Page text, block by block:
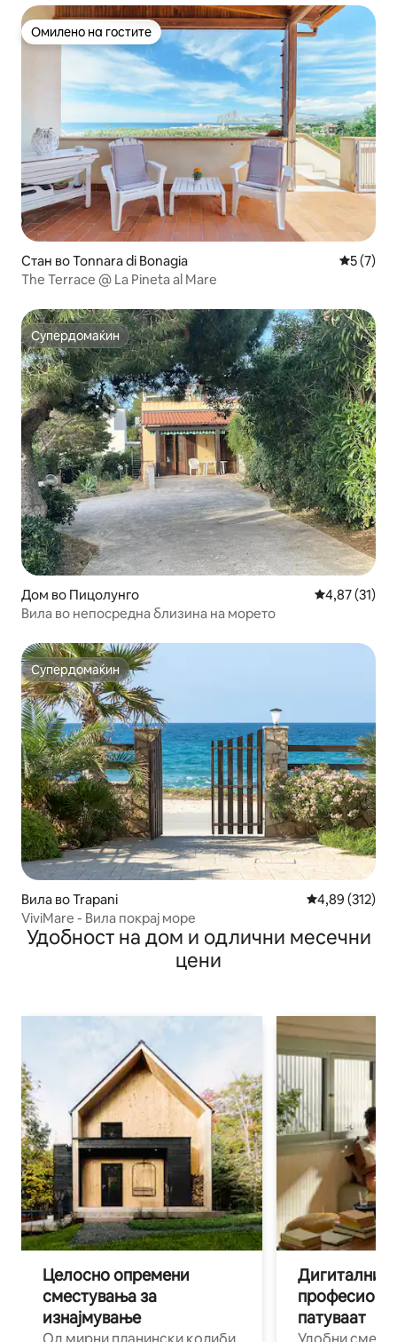
Омилено на гостите
Омилено на гостите
Стан во Tonnara di Bonagia
5 (7)
The Terrace @ La Pineta al Mare
Супердомаќин
Супердомаќин
Дом во Пицолунго Просечна
4,87 (31)
Вила во непосредна близина на морето
Супердомаќин
Супердомаќин
Вила во Trapani Просечна
4,89 (312)
ViviMare - Вила покрај море
Удобност на дом и одлични месечни
цени
Целосно опремени
сместувања за
изнајмување
Дигитални
патуваат